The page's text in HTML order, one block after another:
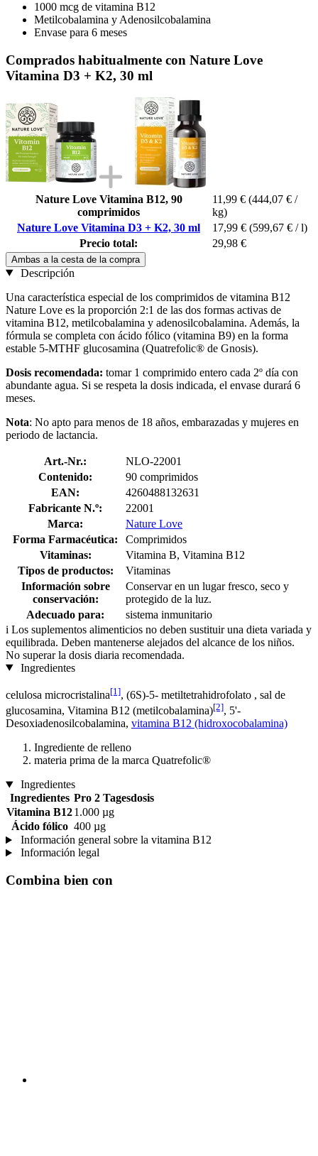
1000 mcg de vitamina B12
Metilcobalamina y Adenosilcobalamina
Envase para 6 meses
Comprados habitualmente con Nature Love
Vitamina D3 + K2, 30 ml
Nature Love Vitamina B12, 90
comprimidos
11,99 € (444,07 € /
kg)
Nature Love Vitamina D3 + K2, 30 ml
17,99 € (599,67 € / l)
Precio total:
29,98 €
Ambas a la cesta de la compra
Descripción
Una característica especial de los comprimidos de vitamina B12
Nature Love es la proporción 2:1 de las dos formas activas de
vitamina B12, metilcobalamina y adenosilcobalamina. Además, la
fórmula se completa con ácido fólico (vitamina B9) en la forma
estable 5-MTHF glucosamina (Quatrefolic® de Gnosis).
Dosis recomendada: tomar 1 comprimido entero cada 2º día con
abundante agua. Si se respeta la dosis indicada, el envase durará 6
meses.
Nota: No apto para menos de 18 años, embarazadas y mujeres en
periodo de lactancia.
Art.-Nr.:
NLO-22001
Contenido:
90 comprimidos
EAN:
4260488132631
Fabricante N.º:
22001
Marca:
Nature Love
Forma Farmacéutica:
Comprimidos
Vitaminas:
Vitamina B, Vitamina B12
Tipos de productos:
Vitaminas
Información sobre
conservación:
Conservar en un lugar fresco, seco y
protegido de la luz.
Adecuado para:
sistema inmunitario
i Los suplementos alimenticios no deben sustituir una dieta variada y
equilibrada. Deben mantenerse alejados del alcance de los niños.
No superar la dosis diaria recomendada.
Ingredientes
celulosa microcristalina[1], (6S)-5- metiltetrahidrofolato , sal de
glucosamina, Vitamina B12 (metilcobalamina)[2], 5'-
Desoxiadenosilcobalamina, vitamina B12 (hidroxocobalamina)
Ingrediente de relleno
materia prima de la marca Quatrefolic®
Ingredientes
Ingredientes Pro 2 Tagesdosis
Vitamina B121.000 µg
Ácido fólico 400 µg
Información general sobre la vitamina B12
Información legal
Combina bien con